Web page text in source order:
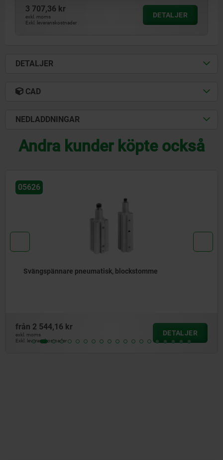
3 707,36 kr
exkl. moms
Exkl. leveranskostnader
DETALJER
DETALJER
CAD
NEDLADDNINGAR
Andra kunder köpte också
DETALJER
Adapter för svängspännare
187,63 kr
Exkl. leveranskostnader